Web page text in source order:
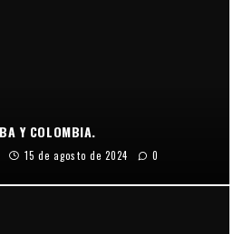
Y COLOMBIA.
15 de agosto de 2024 0